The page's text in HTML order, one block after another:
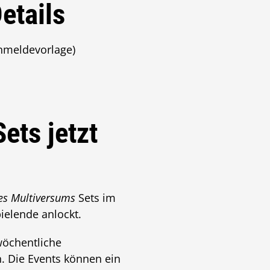
jetzt
Multiversums Sets im
anlockt.
Die Events können ein